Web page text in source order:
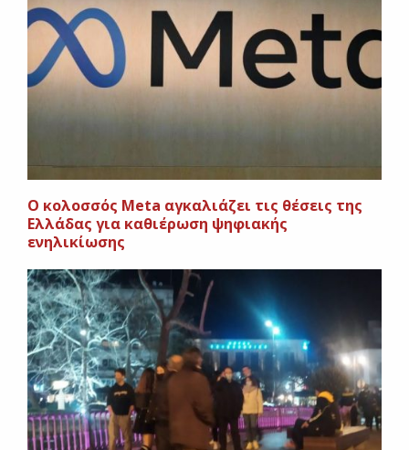
Ο κολοσσός Meta αγκαλιάζει τις θέσεις της
Ελλάδας για καθιέρωση ψηφιακής
ενηλικίωσης